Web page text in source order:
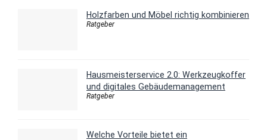
Holzfarben und Möbel richtig kombinieren
Ratgeber
Hausmeisterservice 2.0: Werkzeugkoffer
und digitales Gebäudemanagement
Ratgeber
Welche Vorteile bietet ein